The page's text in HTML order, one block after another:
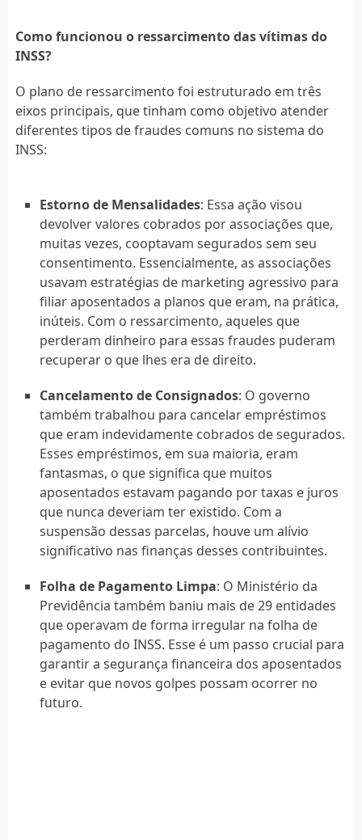
Como funcionou o ressarcimento das vítimas do
INSS?
O plano de ressarcimento foi estruturado em três
eixos principais, que tinham como objetivo atender
diferentes tipos de fraudes comuns no sistema do
INSS:
Estorno de Mensalidades: Essa ação visou
devolver valores cobrados por associações que,
muitas vezes, cooptavam segurados sem seu
consentimento. Essencialmente, as associações
usavam estratégias de marketing agressivo para
filiar aposentados a planos que eram, na prática,
inúteis. Com o ressarcimento, aqueles que
perderam dinheiro para essas fraudes puderam
recuperar o que lhes era de direito.
Cancelamento de Consignados: O governo
também trabalhou para cancelar empréstimos
que eram indevidamente cobrados de segurados.
Esses empréstimos, em sua maioria, eram
fantasmas, o que significa que muitos
aposentados estavam pagando por taxas e juros
que nunca deveriam ter existido. Com a
suspensão dessas parcelas, houve um alívio
significativo nas finanças desses contribuintes.
Folha de Pagamento Limpa: O Ministério da
Previdência também baniu mais de 29 entidades
que operavam de forma irregular na folha de
pagamento do INSS. Esse é um passo crucial para
garantir a segurança financeira dos aposentados
e evitar que novos golpes possam ocorrer no
futuro.